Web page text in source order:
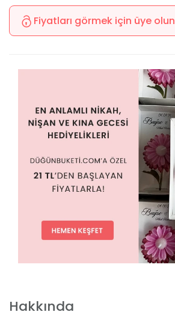
Fiyatları görmek için üye olun
Hakkında